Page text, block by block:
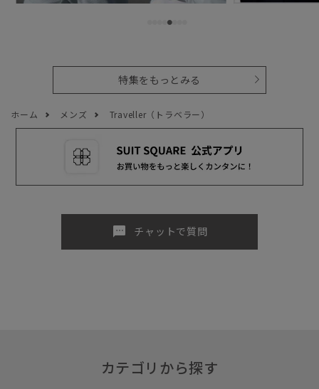
特集をもっとみる
ホーム メンズ Traveller（トラベラー）
sms チャットで質問
カテゴリから探す